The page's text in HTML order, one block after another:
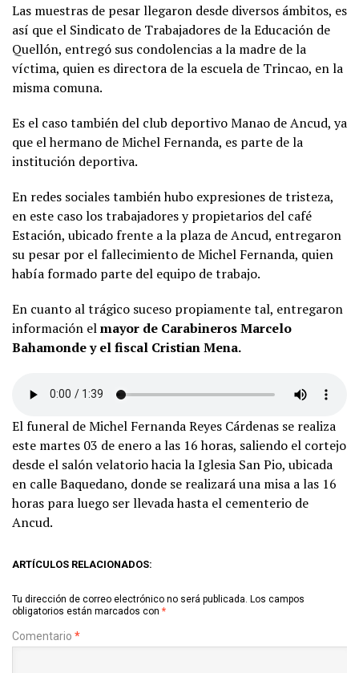
Las muestras de pesar llegaron desde diversos ámbitos, es
así que el Sindicato de Trabajadores de la Educación de
Quellón, entregó sus condolencias a la madre de la
víctima, quien es directora de la escuela de Trincao, en la
misma comuna.
Es el caso también del club deportivo Manao de Ancud, ya
que el hermano de Michel Fernanda, es parte de la
institución deportiva.
En redes sociales también hubo expresiones de tristeza,
en este caso los trabajadores y propietarios del café
Estación, ubicado frente a la plaza de Ancud, entregaron
su pesar por el fallecimiento de Michel Fernanda, quien
había formado parte del equipo de trabajo.
En cuanto al trágico suceso propiamente tal, entregaron
información elmayor de Carabineros Marcelo
Bahamonde y el fiscal Cristian Mena.
El funeral de Michel Fernanda Reyes Cárdenas se realiza
este martes 03 de enero a las 16 horas, saliendo el cortejo
desde el salón velatorio hacia la Iglesia San Pio, ubicada
en calle Baquedano, donde se realizará una misa a las 16
horas para luego ser llevada hasta el cementerio de
Ancud.
ARTÍCULOS RELACIONADOS:
Tu dirección de correo electrónico no será publicada. Los campos
obligatorios están marcados con *
Comentario *